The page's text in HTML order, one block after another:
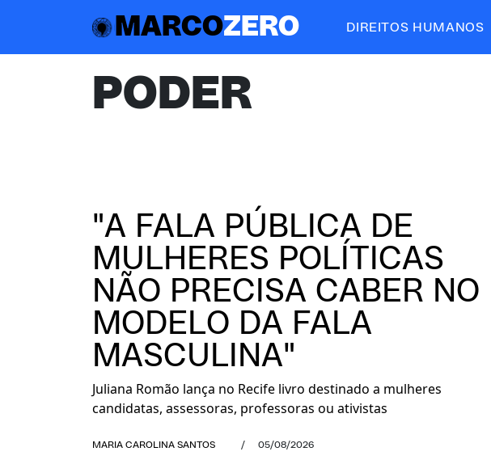
MARCOZERO DIREITOS HUMANOS
PODER
"A FALA PÚBLICA DE
MULHERES POLÍTICAS
NÃO PRECISA CABER NO
MODELO DA FALA
MASCULINA"
Juliana Romão lança no Recife livro destinado a mulheres
candidatas, assessoras, professoras ou ativistas
MARIA CAROLINA SANTOS / 05/08/2026